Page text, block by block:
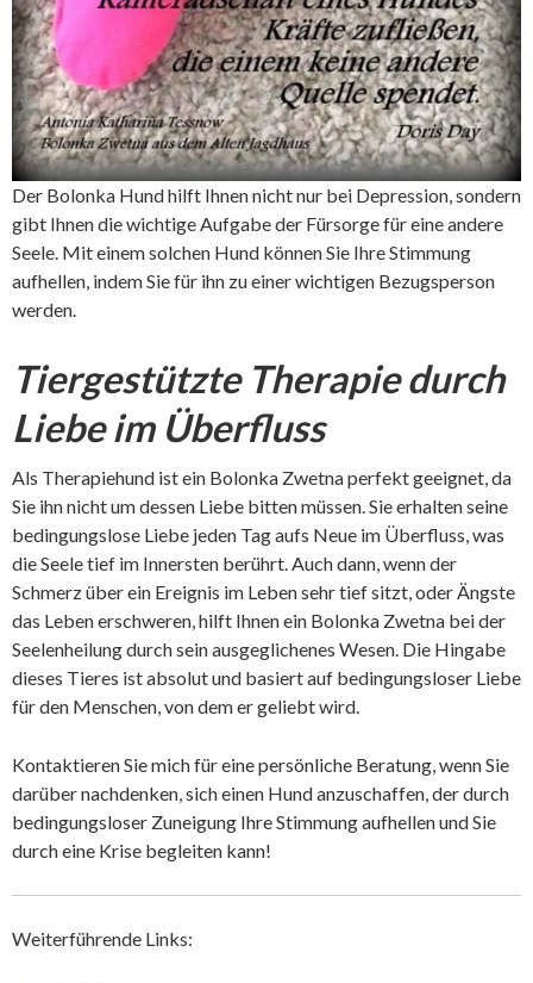
Der Bolonka Hund hilft Ihnen nicht nur bei Depression, sondern
gibt Ihnen die wichtige Aufgabe der Fürsorge für eine andere
Seele. Mit einem solchen Hund können Sie Ihre Stimmung
aufhellen, indem Sie für ihn zu einer wichtigen Bezugsperson
werden.
Tiergestützte Therapie durch
Liebe im Überfluss
Als Therapiehund ist ein Bolonka Zwetna perfekt geeignet, da
Sie ihn nicht um dessen Liebe bitten müssen. Sie erhalten seine
bedingungslose Liebe jeden Tag aufs Neue im Überfluss, was
die Seele tief im Innersten berührt. Auch dann, wenn der
Schmerz über ein Ereignis im Leben sehr tief sitzt, oder Ängste
das Leben erschweren, hilft Ihnen ein Bolonka Zwetna bei der
Seelenheilung durch sein ausgeglichenes Wesen. Die Hingabe
dieses Tieres ist absolut und basiert auf bedingungsloser Liebe
für den Menschen, von dem er geliebt wird.
Kontaktieren Sie mich für eine persönliche Beratung, wenn Sie
darüber nachdenken, sich einen Hund anzuschaffen, der durch
bedingungsloser Zuneigung Ihre Stimmung aufhellen und Sie
durch eine Krise begleiten kann!
Weiterführende Links: